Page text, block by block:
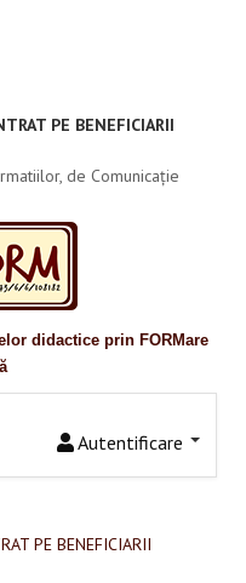
PE BENEFICIARII
de Comunicație
didactice prin FORMare
Autentificare
PE BENEFICIARII